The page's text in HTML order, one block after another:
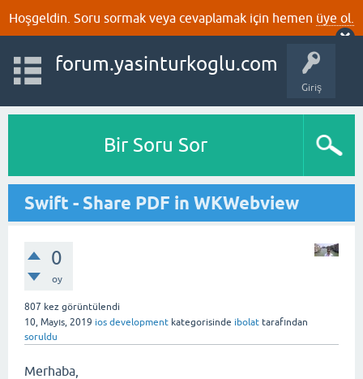
Hoşgeldin. Soru sormak veya cevaplamak için hemen üye ol.
Giriş
forum.yasinturkoglu.com
Bir Soru Sor
Swift - Share PDF in WKWebview
0
oy
807 kez görüntülendi
10, Mayıs, 2019 ios development kategorisinde ibolat tarafından
soruldu
Merhaba,